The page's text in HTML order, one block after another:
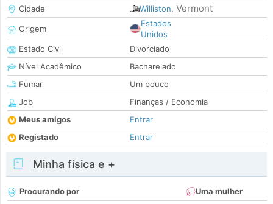
Cidade
Williston, Vermont
Origem
Estados
Unidos
Estado Civil
Divorciado
Nível Acadêmico
Bacharelado
Fumar
Um pouco
Job
Finanças / Economia
Meus amigos
Entrar
Registado
Entrar
Minha física e +
Procurando por
Uma mulher